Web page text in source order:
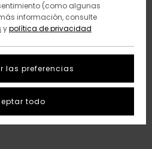
(como algunas
información, consulte
ypolítica de privacidad
las preferencias
todo